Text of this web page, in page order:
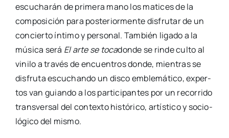
escu­cha­rán de pri­me­ra mano los mati­ces de la
com­po­si­ción para pos­te­rior­men­te dis­fru­tar de un
con­cier­to ínti­mo y per­so­nal. Tam­bién liga­do a la
músi­ca será El arte se tocadon­de se rin­de cul­to al
vini­lo a tra­vés de encuen­tros don­de, mien­tras se
dis­fru­ta escu­chan­do un dis­co emble­má­ti­co, exper­
tos van guian­do a los par­ti­ci­pan­tes por un reco­rri­do
trans­ver­sal del con­tex­to his­tó­ri­co, artís­ti­co y socio­
ló­gi­co del mis­mo.